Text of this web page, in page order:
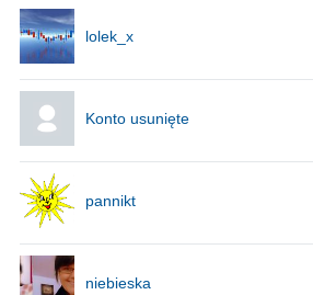
lolek_x
Konto usunięte
pannikt
niebieska